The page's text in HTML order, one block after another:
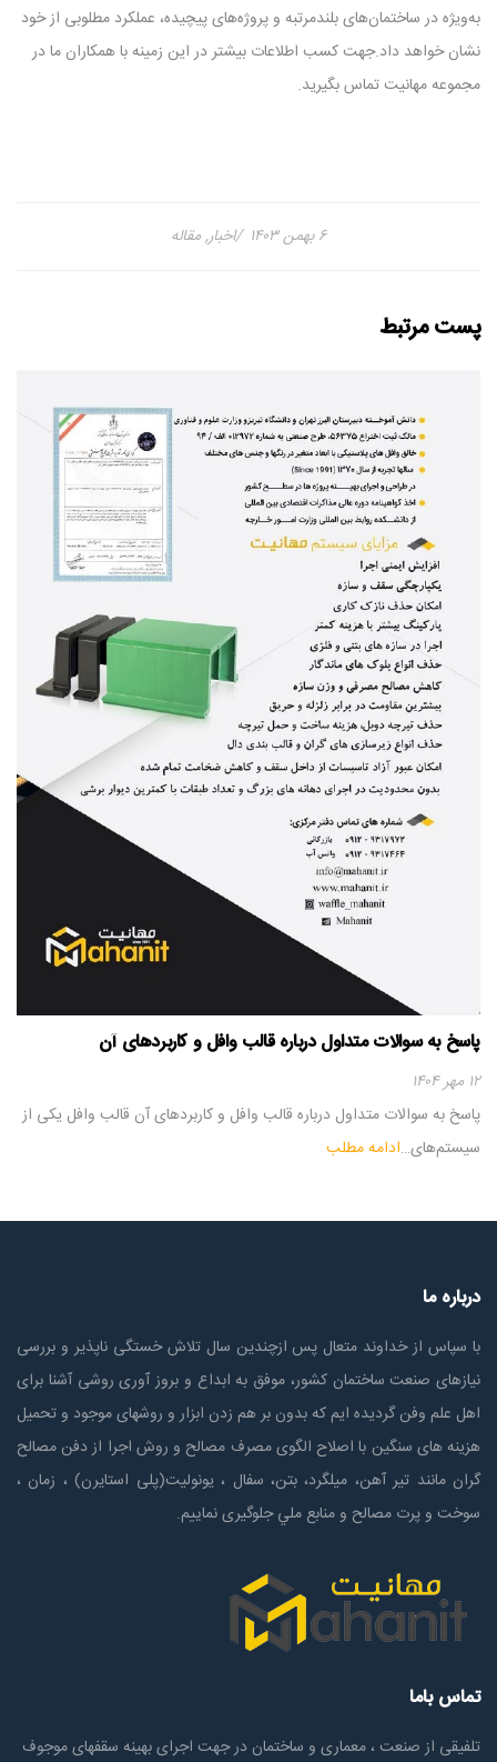
به‌ویژه در ساختمان‌های بلندمرتبه و پروژه‌های پیچیده، عملکرد مطلوبی از خود
نشان خواهد داد.جهت کسب اطلاعات بیشتر در این زمینه با همکاران ما در
مجموعه مهانیت تماس بگیرید.
۶ بهمن ۱۴۰۳ اخبار,مقاله
پست مرتبط
پاسخ به سوالات متداول درباره قالب وافل و کاربردهای آن
۱۲ مهر ۱۴۰۴
پاسخ به سوالات متداول درباره قالب وافل و کاربردهای آن قالب وافل یکی از
سیستم‌های…ادامه مطلب
درباره ما
با سپاس از خداوند متعال پس ازچندين سال تلاش خستگی ناپذير و بررسی
نیازهای صنعت ساختمان كشور، موفق به ابداع و بروز آوری روشی آشنا برای
اهل علم وفن گردیده ایم که بدون بر هم زدن ابزار و روشهای موجود و تحمیل
هزینه های سنگین با اصلاح الگوی مصرف مصالح و روش اجرا از دفن مصالح
گران مانند تیر آهن، میلگرد، بتن، سفال ، یونولیت(پلی استايرن) ، زمان ،
سوخت و پرت مصالح و منابع ملي جلوگیری نماییم.
تماس باما
تلفیقی از صنعت ، معماری و ساختمان در جهت اجرای بهینه سقفهای موجوف